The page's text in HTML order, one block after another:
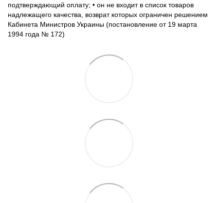
подтверждающий оплату; • он не входит в список товаров
надлежащего качества, возврат которых ограничен решением
Кабинета Министров Украины (постановление от 19 марта
1994 года № 172)